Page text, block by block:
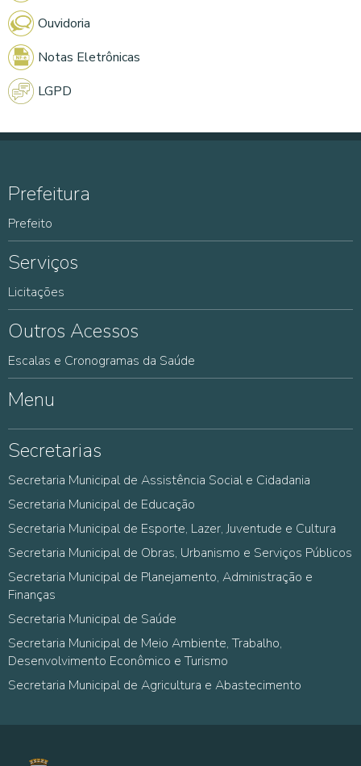
Ouvidoria
Notas Eletrônicas
LGPD
Prefeitura
Prefeito
Serviços
Licitações
Outros Acessos
Escalas e Cronogramas da Saúde
Menu
Secretarias
Secretaria Municipal de Assistência Social e Cidadania
Secretaria Municipal de Educação
Secretaria Municipal de Esporte, Lazer, Juventude e Cultura
Secretaria Municipal de Obras, Urbanismo e Serviços Públicos
Secretaria Municipal de Planejamento, Administração e
Finanças
Secretaria Municipal de Saúde
Secretaria Municipal de Meio Ambiente, Trabalho,
Desenvolvimento Econômico e Turismo
Secretaria Municipal de Agricultura e Abastecimento